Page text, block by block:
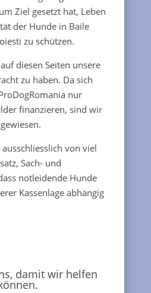
Ziel gesetzt hat, Leben
der Hunde in Baile
zu schützen.
diesen Seiten unsere
zu haben. Da sich
nur
finanzieren, sind wir
von viel
Sach- und
notleidende Hunde
Kassenlage abhängig
damit wir helfen